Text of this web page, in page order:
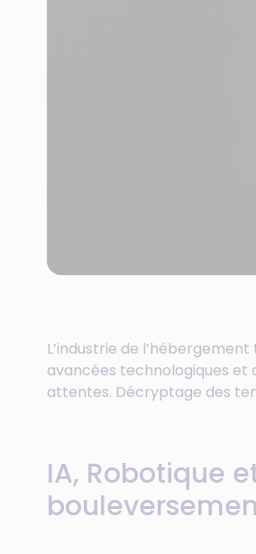
L’industrie de
avancées technologiques et
attentes. Décryptage des
IA, Robotique